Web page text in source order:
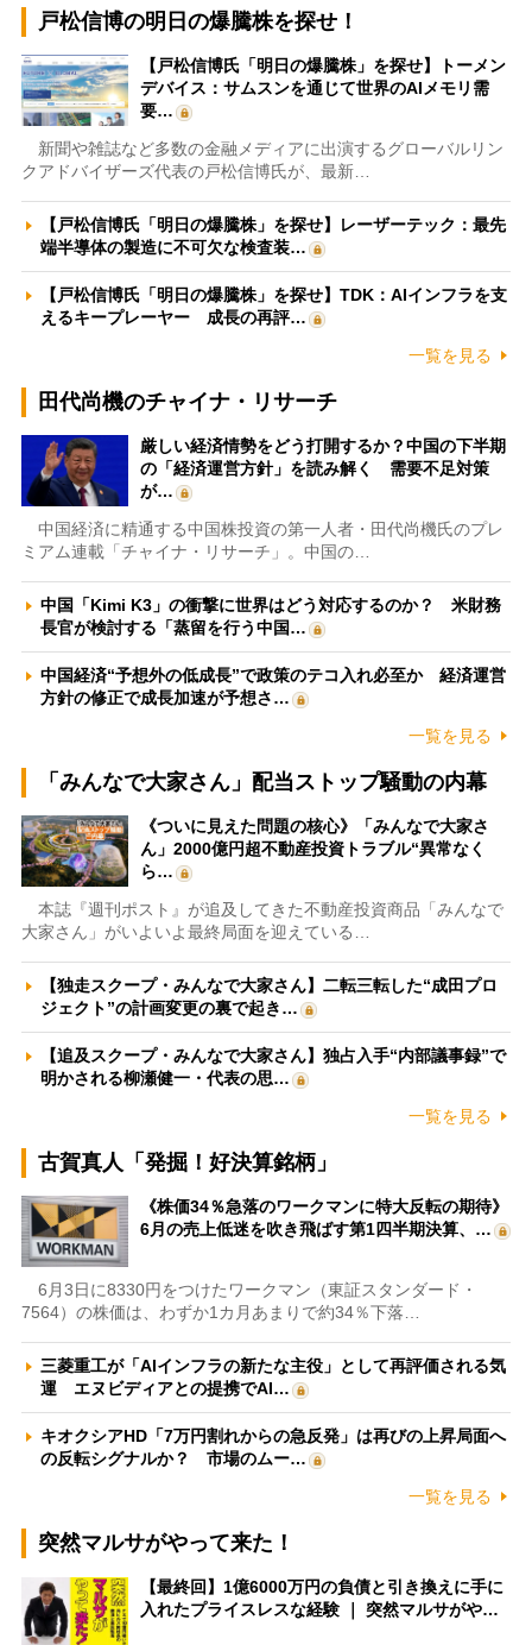
戸松信博の明日の爆騰株を探せ！
【戸松信博氏「明日の爆騰株」を探せ】トーメン
デバイス：サムスンを通じて世界のAIメモリ需
要…
新聞や雑誌など多数の金融メディアに出演するグローバルリン
クアドバイザーズ代表の戸松信博氏が、最新…
【戸松信博氏「明日の爆騰株」を探せ】レーザーテック：最先
端半導体の製造に不可欠な検査装…
【戸松信博氏「明日の爆騰株」を探せ】TDK：AIインフラを支
えるキープレーヤー 成長の再評…
一覧を見る
田代尚機のチャイナ・リサーチ
厳しい経済情勢をどう打開するか？中国の下半期
の「経済運営方針」を読み解く 需要不足対策
が…
中国経済に精通する中国株投資の第一人者・田代尚機氏のプレ
ミアム連載「チャイナ・リサーチ」。中国の…
中国「Kimi K3」の衝撃に世界はどう対応するのか？ 米財務
長官が検討する「蒸留を行う中国…
中国経済“予想外の低成長”で政策のテコ入れ必至か 経済運営
方針の修正で成長加速が予想さ…
一覧を見る
「みんなで大家さん」配当ストップ騒動の内幕
《ついに見えた問題の核心》「みんなで大家さ
ん」2000億円超不動産投資トラブル“異常なく
ら…
本誌『週刊ポスト』が追及してきた不動産投資商品「みんなで
大家さん」がいよいよ最終局面を迎えている…
【独走スクープ・みんなで大家さん】二転三転した“成田プロ
ジェクト”の計画変更の裏で起き…
【追及スクープ・みんなで大家さん】独占入手“内部議事録”で
明かされる柳瀬健一・代表の思…
一覧を見る
古賀真人「発掘！好決算銘柄」
《株価34％急落のワークマンに特大反転の期待》
6月の売上低迷を吹き飛ばす第1四半期決算、…
6月3日に8330円をつけたワークマン（東証スタンダード・
7564）の株価は、わずか1カ月あまりで約34％下落…
三菱重工が「AIインフラの新たな主役」として再評価される気
運 エヌビディアとの提携でAI…
キオクシアHD「7万円割れからの急反発」は再びの上昇局面へ
の反転シグナルか？ 市場のムー…
一覧を見る
突然マルサがやって来た！
【最終回】1億6000万円の負債と引き換えに手に
入れたプライスレスな経験 ｜ 突然マルサがや…